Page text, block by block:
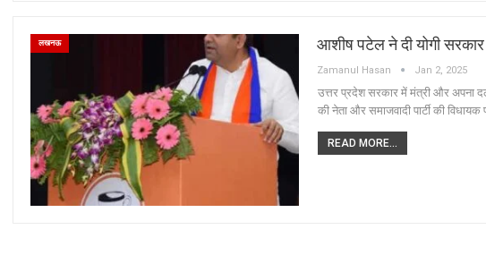
लखनऊ आशीष पटेल ने दी योगी सरकार
Zamanul Hasan Jan 2, 2025
उत्तर प्रदेश सरकार में मंत्री और अपना
की नेता और समाजवादी पार्टी की
READ MORE...